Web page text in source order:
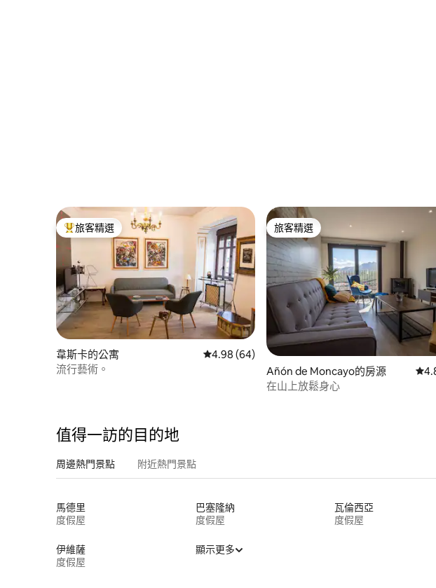
旅客精選榜首
旅客精選
韋斯卡的公寓 從 64 則評價中獲得 4.98 的平均評分（滿分 5 分）
4.98 (64)
流行藝術。
旅客精選
旅客精選
Añón de Moncayo的房源 從
在山上放鬆身心
值得一訪的目的地
周邊熱門景點 附近熱門景點
馬德里
度假屋
巴塞隆納
度假屋
瓦倫西亞
度假屋
伊維薩
度假屋
顯示更多